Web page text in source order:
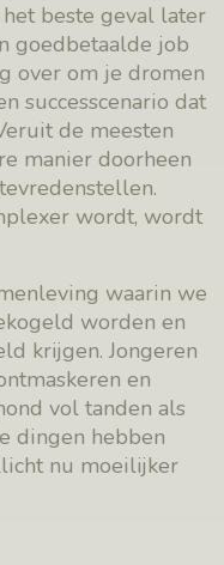
beste geval later
goedbetaalde job
over om je dromen
successcenario dat
de meesten
manier doorheen
wordt, wordt
waarin we
worden en
krijgen. Jongeren
en
vol tanden als
dingen hebben
nu moeilijker